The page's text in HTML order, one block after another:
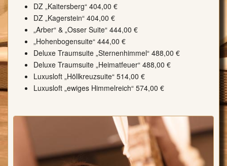
DZ „Kaitersberg“ 404,00 €
DZ „Kagerstein“ 404,00 €
„Arber“ & „Osser Suite“ 444,00 €
„Hohenbogensuite“ 444,00 €
Deluxe Traumsuite „Sternenhimmel“ 488,00 €
Deluxe Traumsuite „Heimatfeuer“ 488,00 €
Luxusloft „Höllkreuzsuite“ 514,00 €
Luxusloft „ewiges Himmelreich“ 574,00 €